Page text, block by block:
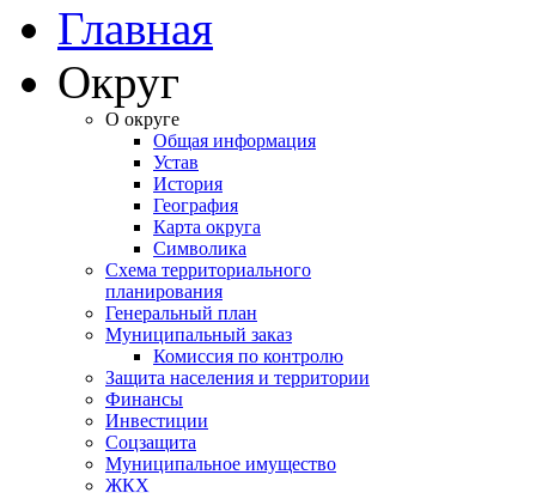
Главная
Округ
О округе
Общая информация
Устав
История
География
Карта округа
Символика
Схема территориального
планирования
Генеральный план
Муниципальный заказ
Комиссия по контролю
Защита населения и территории
Финансы
Инвестиции
Соцзащита
Муниципальное имущество
ЖКХ